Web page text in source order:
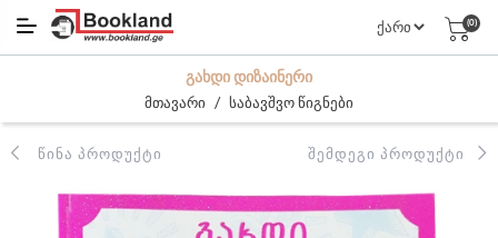
(0)
ᲒᲐᲮᲓᲘ ᲓᲘᲖᲐᲘᲜᲔᲠᲘ
მთავარი / საბავშვო წიგნები
ᲬᲘᲜᲐ ᲞᲠᲝᲓᲣᲥᲢᲘ ᲨᲔᲛᲓᲔᲒᲘ ᲞᲠᲝᲓᲣᲥᲢᲘ